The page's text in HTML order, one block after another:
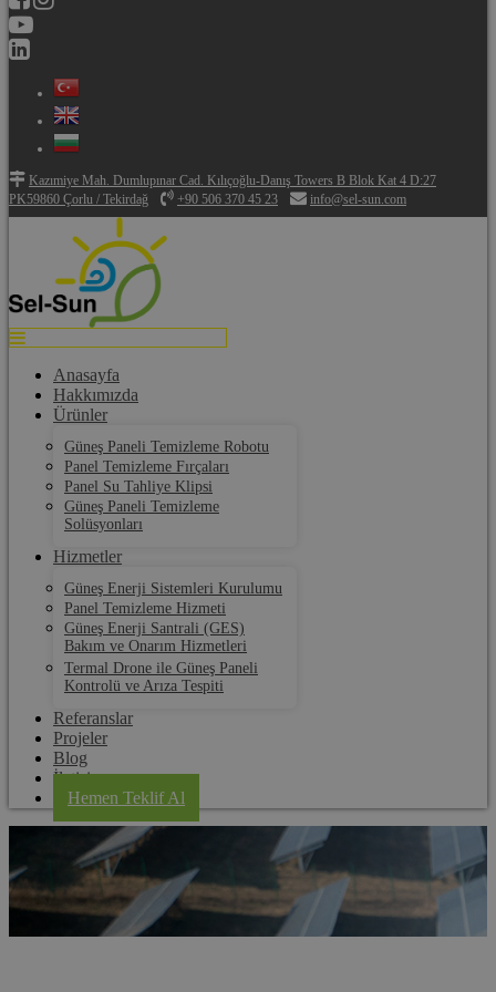
Kazımiye Mah. Dumlupınar Cad. Kılıçoğlu-Danış Towers B Blok Kat 4 D:27
PK59860 Çorlu / Tekirdağ
+90 506 370 45 23 info@sel-sun.com
Anasayfa
Hakkımızda
Ürünler
Güneş Paneli Temizleme Robotu
Panel Temizleme Fırçaları
Panel Su Tahliye Klipsi
Güneş Paneli Temizleme
Solüsyonları
Hizmetler
Güneş Enerji Sistemleri Kurulumu
Panel Temizleme Hizmeti
Güneş Enerji Santrali (GES)
Bakım ve Onarım Hizmetleri
Termal Drone ile Güneş Paneli
Kontrolü ve Arıza Tespiti
Referanslar
Projeler
Blog
İletişim
Hemen Teklif Al